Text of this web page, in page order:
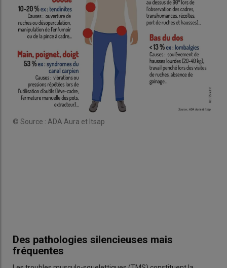
© Source : ADA Aura et Itsap
Des pathologies silencieuses mais
fréquentes